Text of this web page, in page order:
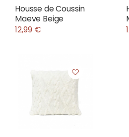
Housse de Coussin
Maeve Beige
12,99 €